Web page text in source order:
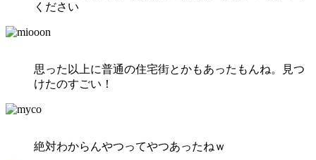
ください
思った以上に普通の住宅街とかもあったもんね。見つ
けたのすごい！
絶対わからんやつってやつあったねｗ